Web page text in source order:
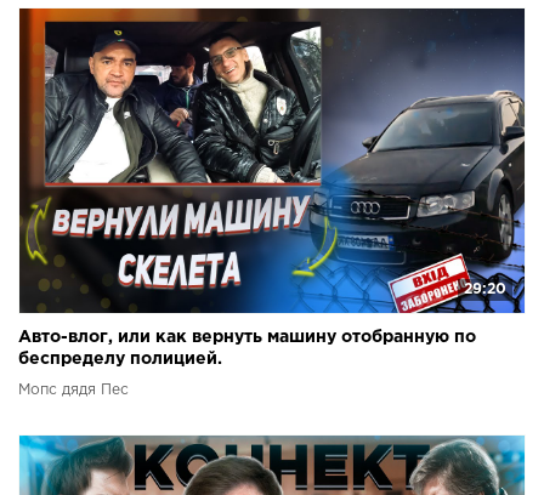
29:20
Авто-влог, или как вернуть машину отобранную по
беспределу полицией.
Мопс дядя Пес